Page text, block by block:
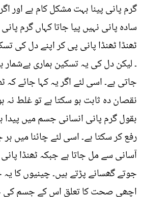
گرم پانی پینا بہت مشکل کام ہے اور
سادہ پانی نہیں پیا جاتا کہاں گرم پانی
ٹھنڈا ٹھنڈا پانی پی کر اپنے دل کی
۔ لیکن دل کی یہ تسکین ہماری
جاتی ہے۔ اسی لئے اگر یہ کہا جائے
نقصان دہ ثابت ہو سکتا ہے تو غلط نہ
بقول گرم پانی انسانی جسم میں پیدا
رفع کر سکتا ہے۔ اسی لئے چائنا میں
آسانی سے مل جاتا ہے جبکہ ٹھنڈا
جوتے گھسانے پڑتے ہیں۔ چینیوں کا
اچھی صحت کا تعلق اس کے جسم کی